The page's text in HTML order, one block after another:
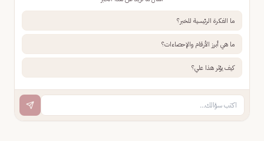
ما الفكرة الرئيسية للخبر؟
ما هي أبرز الأرقام والإحصاءات؟
كيف يؤثر هذا علي؟